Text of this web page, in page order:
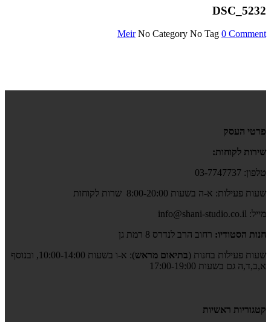
DSC_5232
Meir No Category No Tag 0 Comment
פרטי העסק
שירות לקוחות:
טלפון: 03-7747737
שעות פעילות: א-ה בשעות 8:00-20:00 שרות לקוחות
מייל: info@shani-studio.co.il
חנות הסטודיו: רחוב הרב לנדרס 8 רמת גן
שעות פעילות בחנות (בתיאום מראש
): א-ו בשעות 10:00-14:00, ובנוסף
א,ב,ד,ה גם בשעות 17:00-19:00
קטגוריות ראשיות